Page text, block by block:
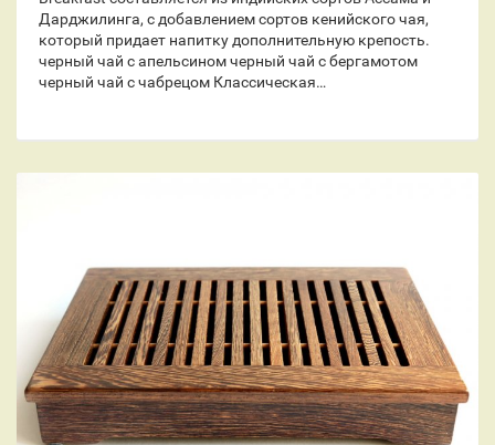
Дарджилинга, с добавлением сортов кенийского чая,
который придает напитку дополнительную крепость.
черный чай с апельсином черный чай с бергамотом
черный чай с чабрецом Классическая…